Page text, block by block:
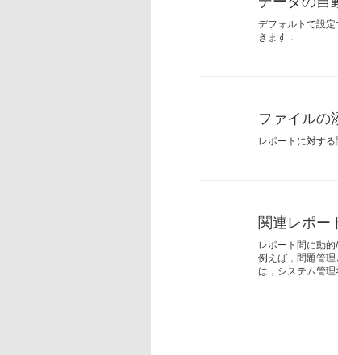
デフォルトで設
きます．
ファイルの
レポートに対す
関連レポー
レポート間に動
例えば，問題管
は，システム管